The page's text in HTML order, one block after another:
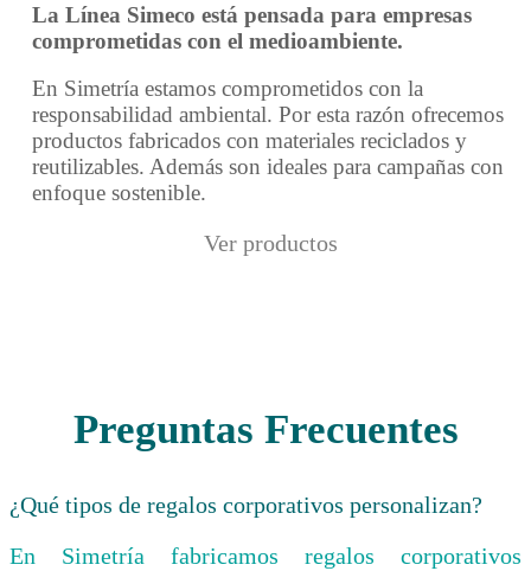
La Línea Simeco está pensada para empresas
comprometidas con el medioambiente.
En Simetría estamos comprometidos con la
responsabilidad ambiental. Por esta razón ofrecemos
productos fabricados con materiales reciclados y
reutilizables. Además son ideales para campañas con
enfoque sostenible.
Ver productos
Preguntas Frecuentes
¿Qué tipos de regalos corporativos personalizan?
En Simetría fabricamos regalos corporativos